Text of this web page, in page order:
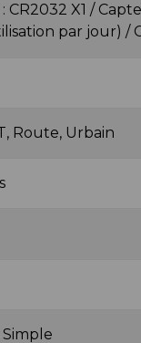
CR2032 X1 /
par jour) /
Route, Urbain